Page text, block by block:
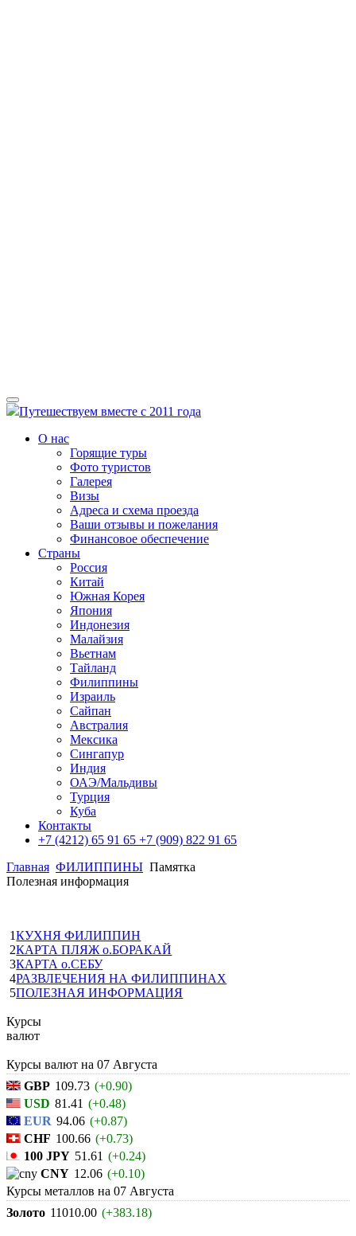
Путешествуем вместе с 2011 года
О нас
Горящие туры
Фото туристов
Галерея
Визы
Адреса и схема проезда
Ваши отзывы и пожелания
Финансовое обеспечение
Страны
Россия
Китай
Южная Корея
Япония
Индонезия
Малайзия
Вьетнам
Тайланд
Филиппины
Израиль
Сайпан
Австралия
Мексика
Сингапур
Индия
ОАЭ/Мальдивы
Турция
Куба
Контакты
+7 (4212) 65 91 65 +7 (909) 822 91 65
Главная ФИЛИППИНЫ Памятка
Полезная информация
1КУХНЯ ФИЛИППИН
2КАРТА ПЛЯЖ о.БОРАКАЙ
3КАРТА о.СЕБУ
4РАЗВЛЕЧЕНИЯ НА ФИЛИППИНАХ
5ПОЛЕЗНАЯ ИНФОРМАЦИЯ
Курсы
валют
Курсы валют на 07 Августа
GBP 109.73 (+0.90)
USD 81.41 (+0.48)
EUR 94.06 (+0.87)
CHF 100.66 (+0.73)
100 JPY 51.61 (+0.24)
CNY 12.06 (+0.10)
Курсы металлов на 07 Августа
Золото 11010.00 (+383.18)